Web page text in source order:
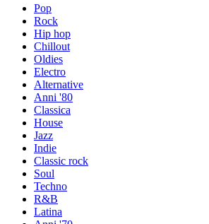
Pop
Rock
Hip hop
Chillout
Oldies
Electro
Alternative
Anni '80
Classica
House
Jazz
Indie
Classic rock
Soul
Techno
R&B
Latina